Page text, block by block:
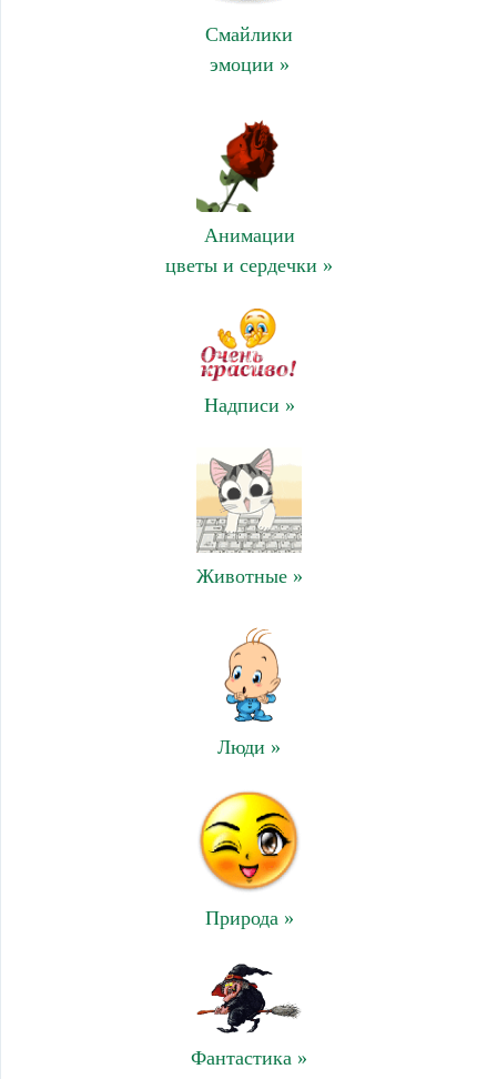
Смайлики
эмоции »
Анимации
цветы и сердечки »
Надписи »
Животные »
Люди »
Природа »
Фантастика »